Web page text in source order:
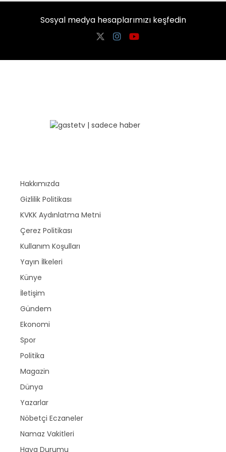
Sosyal medya hesaplarımızı keşfedin
Hakkımızda
Gizlilik Politikası
KVKK Aydınlatma Metni
Çerez Politikası
Kullanım Koşulları
Yayın İlkeleri
Künye
İletişim
Gündem
Ekonomi
Spor
Politika
Magazin
Dünya
Yazarlar
Nöbetçi Eczaneler
Namaz Vakitleri
Hava Durumu